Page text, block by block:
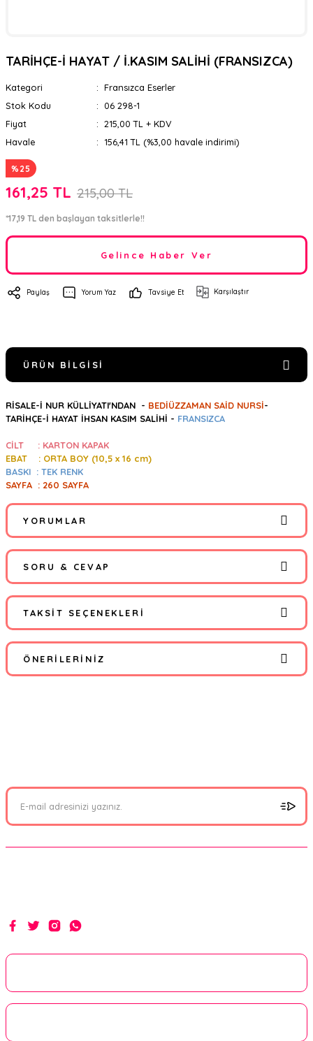
TARİHÇE-İ HAYAT / İ.KASIM SALİHİ (FRANSIZCA)
Kategori
Fransızca Eserler
Stok Kodu
06 298-1
Fiyat
215,00 TL + KDV
Havale
156,41 TL (%3,00 havale indirimi)
%25
161,25 TL 215,00 TL
*17,19 TL den başlayan taksitlerle!!
Gelince Haber Ver
Paylaş Yorum Yaz Tavsiye Et Karşılaştır
ÜRÜN BILGISI
RİSALE-İ NUR KÜLLİYATI'NDAN - BEDİÜZZAMAN SAİD NURSİ-
TARİHÇE-İ HAYAT İHSAN KASIM SALİHİ - FRANSIZCA
CİLT : KARTON KAPAK
EBAT : ORTA BOY (10,5 x 16 cm)
BASKI : TEK RENK
SAYFA : 260 SAYFA
YORUMLAR
Bu ürüne ilk yorumu siz yapın!
Yorum Yaz
SORU & CEVAP
Ürün hakkında henüz soru sorulmamış.
Soru Sor
TAKSIT SEÇENEKLERI
ÖNERILERINIZ
Ürün bilgilerinde hatalar bulunuyor.